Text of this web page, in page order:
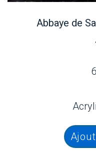
Abbaye de